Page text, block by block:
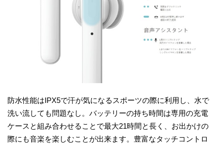
防水性能はIPX5で汗が気になるスポーツの際に利用し、水で
洗い流しても問題なし。バッテリーの持ち時間は専用の充電
ケースと組み合わせることで最大21時間と長く、お出かけの
際にも音楽を楽しむことが出来ます。豊富なタッチコントロ